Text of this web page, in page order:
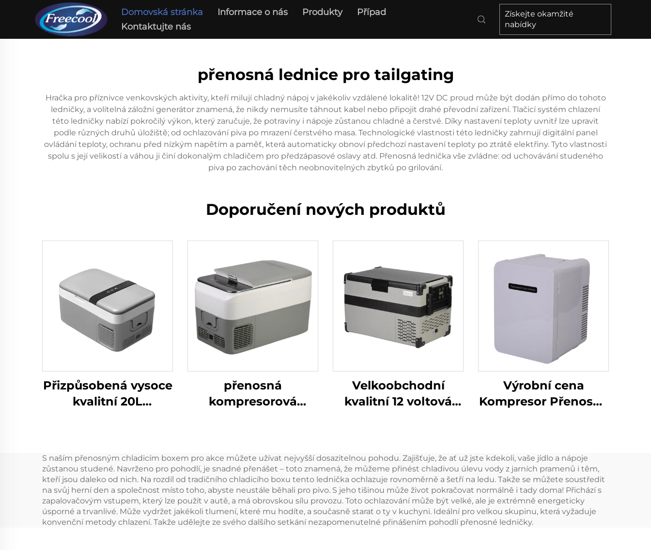
Domovská stránka Informace o nás Produkty
Případ
Kontaktujte nás
Získejte okamžité
nabídky
přenosná lednice pro tailgating
Hračka pro příznivce venkovských aktivity, kteří milují chladný nápoj v jakékoliv vzdálené lokalitě! 12V DC proud může být dodán přímo do tohoto
ledničky, a volitelná záložní generátor znamená, že nikdy nemusíte táhnout kabel nebo připojit drahé převodní zařízení. Tlačicí systém chlazení
této ledničky nabízí pokročilý výkon, který zaručuje, že potraviny i nápoje zůstanou chladné a čerstvé. Díky nastavení teploty uvnitř lze upravit
podle různých druhů úložiště; od ochlazování piva po mrazení čerstvého masa. Technologické vlastnosti této ledničky zahrnují digitální panel
ovládání teploty, ochranu před nízkým napětím a paměť, která automaticky obnoví předchozí nastavení teploty po ztrátě elektřiny. Tyto vlastnosti
spolu s její velikostí a váhou ji činí dokonalým chladičem pro předzápasové oslavy atd. Přenosná lednička vše zvládne: od uchovávání studeného
piva po zachování těch neobnovitelných zbytků po grilování.
Doporučení nových produktů
Přizpůsobená vysoce
kvalitní 20L
ledniční mraznička
pro kempování, RV a
cestování
přenosná
kompresorová
kempování, RV,
cestování Kvalitní
chladící krabice
Velkoobchodní
kvalitní 12 voltová
voltová 32L lednice
Mrazák Přenosná
Výrobní cena
Kompresor Přenosná
Autorefrigerátory
Frzzers Lednička
S naším přenosným chladicím boxem pro akce můžete užívat nejvyšší dosazitelnou pohodu. Zajišťuje, že ať už jste kdekoli, vaše jídlo a nápoje
zůstanou studené. Navrženo pro pohodlí, je snadné přenášet – toto znamená, že můžeme přinést chladivou úlevu vody z jarních pramenů i těm,
kteří jsou daleko od nich. Na rozdíl od tradičního chladicího boxu tento lednička ochlazuje rovnoměrně a šetří na ledu. Takže se můžete soustředit
na svůj herní den a společnost místo toho, abyste neustále běhali pro pivo. S jeho tišinou může život pokračovat normálně i tady doma! Přichází s
zapalovačovým vstupem, který lze použít v autě, a má obrovskou sílu provozu. Toto ochlazování může být velké, ale je extrémně energeticky
úsporné a trvanlivé. Může vydržet jakékoli tlumení, které mu hodíte, a současně starat o ty v kuchyni. Ideální pro velkou skupinu, která vyžaduje
konvenční metody chlazení. Takže udělejte ze svého dalšího setkání nezapomenutelné přinášením pohodlí přenosné ledničky.